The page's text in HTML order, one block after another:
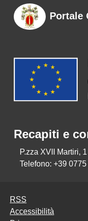
Portale
Recapiti e
P.zza XVII Martiri,
Telefono: +39
RSS
Accessibilità